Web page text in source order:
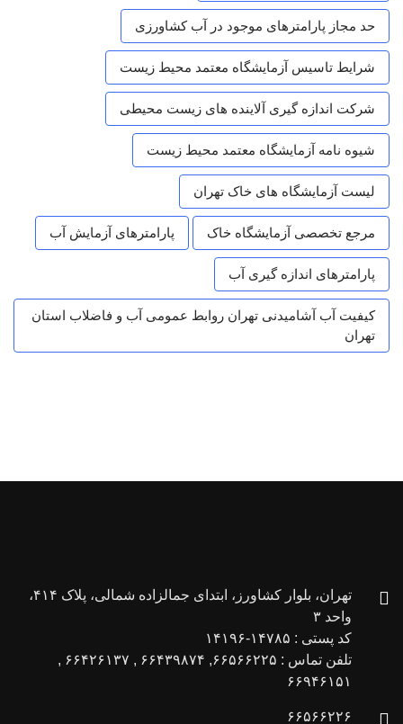
حد مجاز پارامترهای موجود در آب کشاورزی
شرایط تاسیس آزمایشگاه معتمد محیط زیست
شرکت اندازه گیری آلاینده های زیست محیطی
شیوه نامه آزمایشگاه معتمد محیط زیست
لیست آزمایشگاه های خاک تهران
مرجع تخصصی آزمایشگاه خاک پارامترهای آزمایش آب
پارامترهای اندازه گیری آب
کیفیت آب آشامیدنی تهران روابط عمومی آب و فاضلاب استان
تهران
تهران، بلوار کشاورز، ابتدای جمالزاده شمالی، پلاک ۴۱۴،
واحد ۳
کد پستی : ۱۴۷۸۵-۱۴۱۹۶
تلفن تماس : ۶۶۵۶۶۲۲۵, ۶۶۴۳۹۸۷۴ , ۶۶۴۲۶۱۳۷ ,
۶۶۹۴۶۱۵۱
۶۶۵۶۶۲۲۶